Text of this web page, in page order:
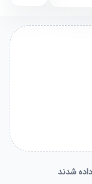
شدند